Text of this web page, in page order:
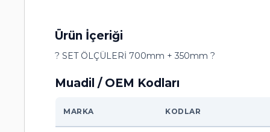
Ürün İçeriği
? SET ÖLÇÜLERİ 700mm + 350mm ?
Muadil / OEM Kodları
MARKA KODLAR